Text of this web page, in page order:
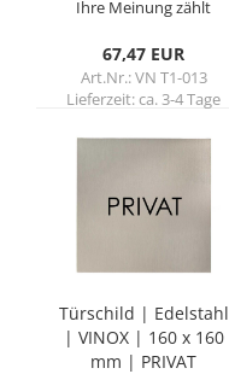
Ihre Meinung zählt
67,47 EUR
Art.Nr.: VN T1-013
Lieferzeit:ca. 3-4 Tage
Tür­schild | Edel­stahl
| VINOX | 160 x 160
mm | PRI­VAT